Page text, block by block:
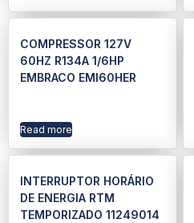
COMPRESSOR 127V
60HZ R134A 1/6HP
EMBRACO EMI60HER
Read more
INTERRUPTOR HORÁRIO
DE ENERGIA RTM
TEMPORIZADO 11249014